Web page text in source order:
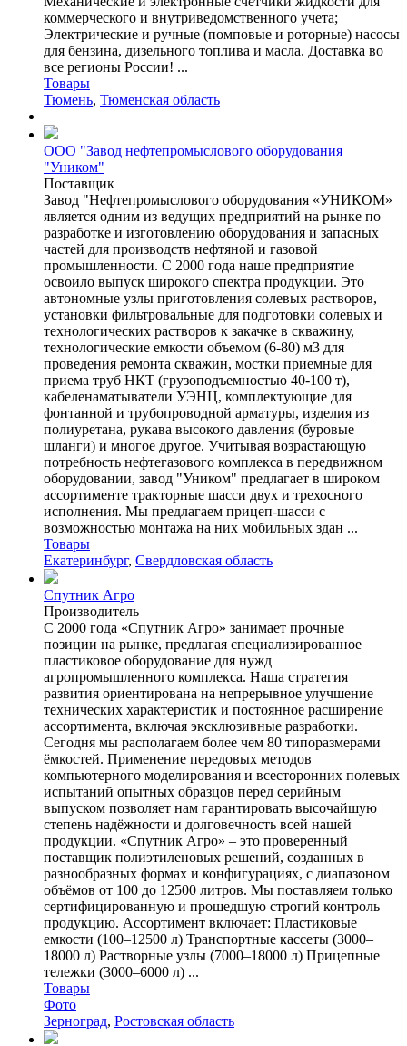
коммерческого и внутриведомственного учета;
Электрические и ручные (помповые и роторные) насосы
для бензина, дизельного топлива и масла. Доставка во
все регионы России! ...
Товары
Тюмень, Тюменская область
ООО "Завод нефтепромыслового оборудования
"Уником"
Поставщик
Завод "Нефтепромыслового оборудования «УНИКОМ»
является одним из ведущих предприятий на рынке по
разработке и изготовлению оборудования и запасных
частей для производств нефтяной и газовой
промышленности. С 2000 года наше предприятие
освоило выпуск широкого спектра продукции. Это
автономные узлы приготовления солевых растворов,
установки фильтровальные для подготовки солевых и
технологических растворов к закачке в скважину,
технологические емкости объемом (6-80) м3 для
проведения ремонта скважин, мостки приемные для
приема труб НКТ (грузоподъемностью 40-100 т),
кабеленаматыватели УЭНЦ, комплектующие для
фонтанной и трубопроводной арматуры, изделия из
полиуретана, рукава высокого давления (буровые
шланги) и многое другое. Учитывая возрастающую
потребность нефтегазового комплекса в передвижном
оборудовании, завод "Уником" предлагает в широком
ассортименте тракторные шасси двух и трехосного
исполнения. Мы предлагаем прицеп-шасси с
возможностью монтажа на них мобильных здан ...
Товары
Екатеринбург, Свердловская область
Спутник Агро
Производитель
С 2000 года «Спутник Агро» занимает прочные
позиции на рынке, предлагая специализированное
пластиковое оборудование для нужд
агропромышленного комплекса. Наша стратегия
развития ориентирована на непрерывное улучшение
технических характеристик и постоянное расширение
ассортимента, включая эксклюзивные разработки.
Сегодня мы располагаем более чем 80 типоразмерами
ёмкостей. Применение передовых методов
компьютерного моделирования и всесторонних полевых
испытаний опытных образцов перед серийным
выпуском позволяет нам гарантировать высочайшую
степень надёжности и долговечность всей нашей
продукции. «Спутник Агро» – это проверенный
поставщик полиэтиленовых решений, созданных в
разнообразных формах и конфигурациях, с диапазоном
объёмов от 100 до 12500 литров. Мы поставляем только
сертифицированную и прошедшую строгий контроль
продукцию. Ассортимент включает: Пластиковые
емкости (100–12500 л) Транспортные кассеты (3000–
18000 л) Растворные узлы (7000–18000 л) Прицепные
тележки (3000–6000 л) ...
Товары
Фото
Зерноград, Ростовская область